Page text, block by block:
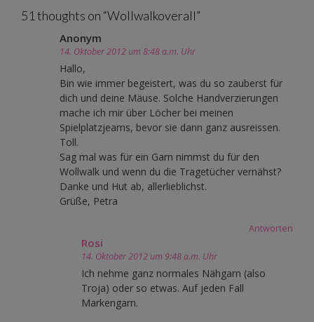
51 thoughts on “Wollwalkoverall”
Anonym
14. Oktober 2012 um 8:48 a.m. Uhr
Hallo,
Bin wie immer begeistert, was du so zauberst für
dich und deine Mäuse. Solche Handverzierungen
mache ich mir über Löcher bei meinen
Spielplatzjeams, bevor sie dann ganz ausreissen.
Toll.
Sag mal was für ein Garn nimmst du für den
Wollwalk und wenn du die Tragetücher vernähst?
Danke und Hut ab, allerlieblichst.
Grüße, Petra
Antworten
Rosi
14. Oktober 2012 um 9:48 a.m. Uhr
Ich nehme ganz normales Nähgarn (also
Troja) oder so etwas. Auf jeden Fall
Markengarn.